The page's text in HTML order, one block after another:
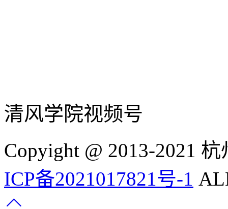
清风学院视频号
Copyight @ 2013-2021
ICP备2021017821号-1